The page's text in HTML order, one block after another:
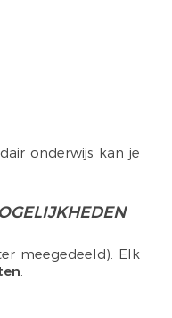
onderwijs kan je
meegedeeld). Elk